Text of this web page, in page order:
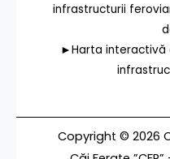
infrastructurii
►Harta interactivă
Copyright © 2026